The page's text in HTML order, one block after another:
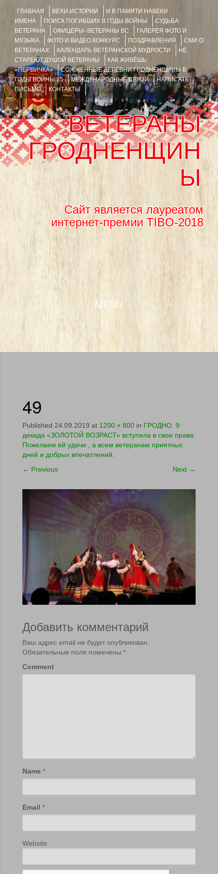
ГЛАВНАЯ ВЕХИ ИСТОРИИ
И В ПАМЯТИ НАВЕКИ
ИМЕНА
ПОИСК ПОГИБШИХ В ГОДЫ ВОЙНЫ
СУДЬБА
ВЕТЕРАНА
ОФИЦЕРЫ- ВЕТЕРАНЫ ВС
ГАЛЕРЕЯ ФОТО И
МУЗЫКА
ФОТО И ВИДЕО КОНКУРС ПОЗДРАВЛЕНИЯ
СМИ О
ВЕТЕРАНАХ
КАЛЕНДАРЬ ВЕТЕРАНСКОЙ МУДРОСТИ
НЕ
СТАРЕЮТ ДУШОЙ ВЕТЕРАНЫ
КАК ЖИВЁШЬ
«ПЕРВИЧКА»
СОЖЖЁННЫЕ ДЕРЕВНИ ГРОДНЕНЩИНЫ В
ГОДЫ ВОЙНЫ 35
МЕЖДУНАРОДНЫЕ СВЯЗИ
НАПИСАТЬ
ПИСЬМО
КОНТАКТЫ
ВЕТЕРАНЫ
ГРОДНЕНЩИН
Ы
Сайт является лауреатом
интернет-премии TIBO-2018
MENU
SKIP TO CONTENT
49
Published 24.09.2019 at 1200 × 800 in ГРОДНО. 9
декада «ЗОЛОТОЙ ВОЗРАСТ» вступила в свои права.
Пожелаем ей удачи , а всем ветеранам приятных
дней и добрых впечатлений.
← Previous Next →
Добавить комментарий
Ваш адрес email не будет опубликован.
Обязательные поля помечены *
Comment
Name *
Email *
Website